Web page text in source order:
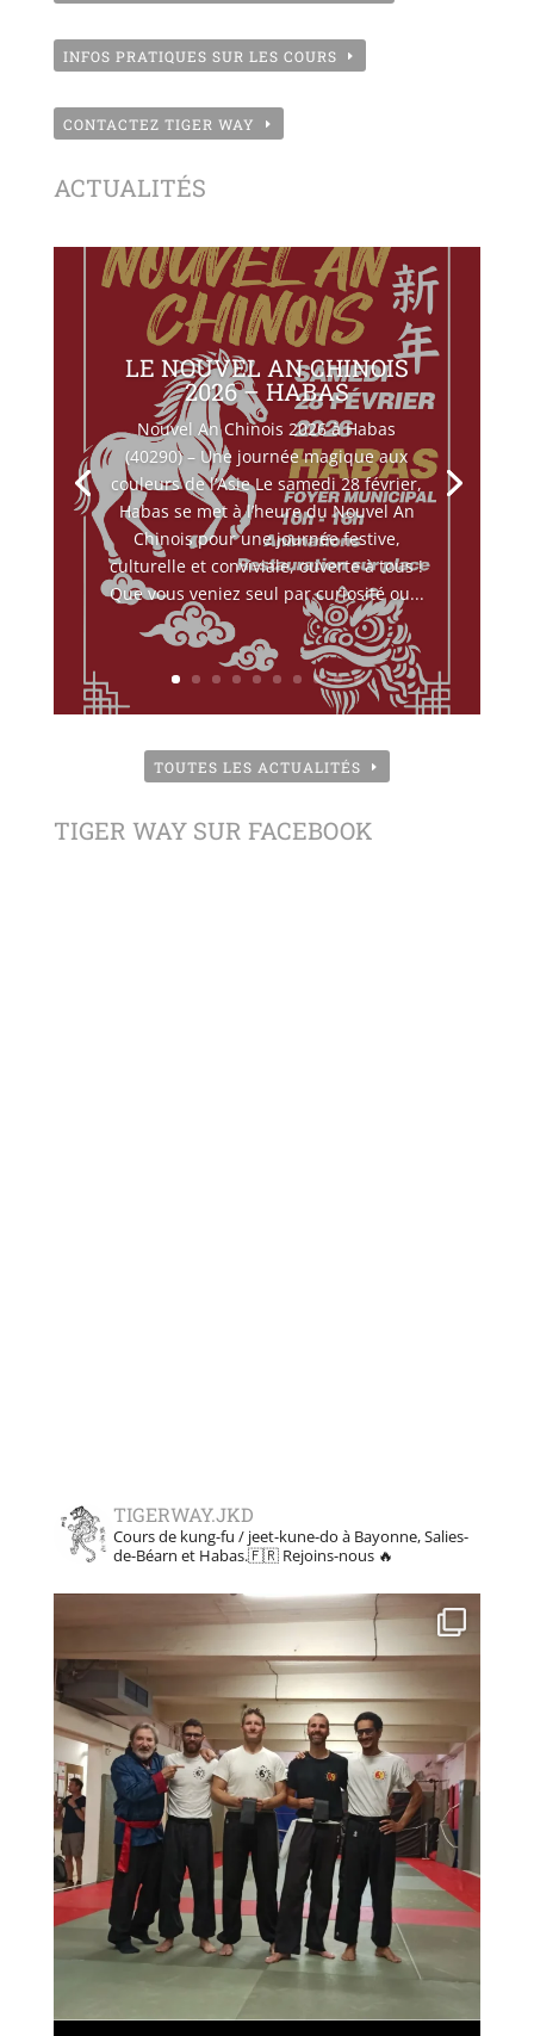
INFOS PRATIQUES SUR LES COURS
CONTACTEZ TIGER WAY
ACTUALITÉS
LE NOUVEL AN CHINOIS
2026 – HABAS
Nouvel An Chinois 2026 à Habas
(40290) – Une journée magique aux
couleurs de l’Asie Le samedi 28 février,
Habas se met à l’heure du Nouvel An
Chinois pour une journée festive,
culturelle et conviviale, ouverte à tous !
Que vous veniez seul par curiosité ou...
TOUTES LES ACTUALITÉS
TIGER WAY SUR FACEBOOK
TIGERWAY.JKD
Cours de kung-fu / jeet-kune-do à Bayonne, Salies-
de-Béarn et Habas.🇫🇷 Rejoins-nous 🔥